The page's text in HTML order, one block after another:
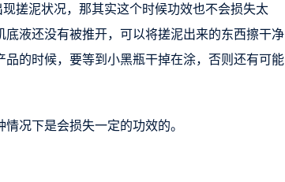
搓泥状况，那其实这个时候功效也不会损失太
液还没有被推开，可以将搓泥出来的东西擦干净
的时候，要等到小黑瓶干掉在涂，否则还有可能
况下是会损失一定的功效的。